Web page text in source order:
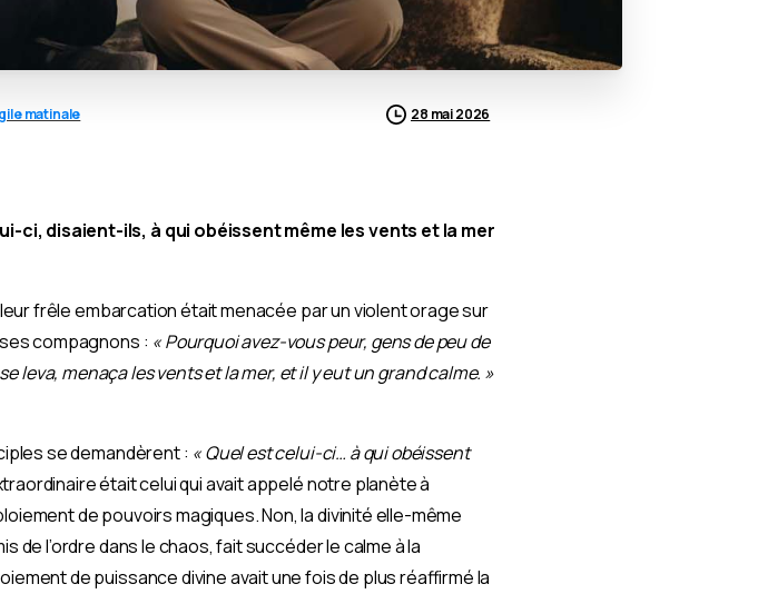
matinale 28 mai 2026
ci, disaient-ils, à qui obéissent même les vents et la mer
frêle embarcation était menacée par un violent orage sur
compagnons : « Pourquoi avez-vous peur, gens de peu de
leva, menaça les vents et la mer, et il y eut un grand calme. »
se demandèrent : « Quel est celui-ci… à qui obéissent
était celui qui avait appelé notre planète à
de pouvoirs magiques. Non, la divinité elle-même
de l’ordre dans le chaos, fait succéder le calme à la
de puissance divine avait une fois de plus réaffirmé la